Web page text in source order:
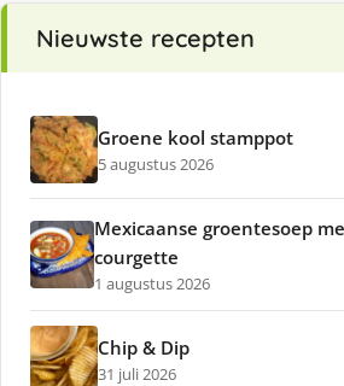
Nieuwste recepten
Groene kool stamppot
5 augustus 2026
Mexicaanse groentesoep
courgette
1 augustus 2026
Chip & Dip
31 juli 2026